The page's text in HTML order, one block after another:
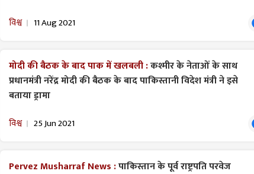
विश्व 11 Aug 2021
मोदी की बैठक के बाद पाक में खलबली :कश्मीर के नेताओं के साथ
प्रधानमंत्री नरेंद्र मोदी की बैठक के बाद पाकिस्तानी विदेश मंत्री ने इसे
बताया ड्रामा
विश्व 25 Jun 2021
Pervez Musharraf News :पाकिस्तान के पूर्व राष्ट्रपति परवेज